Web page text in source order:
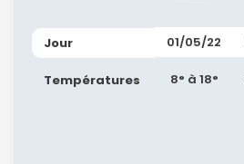
Jour
Températures
01/05/22
8° à 18°